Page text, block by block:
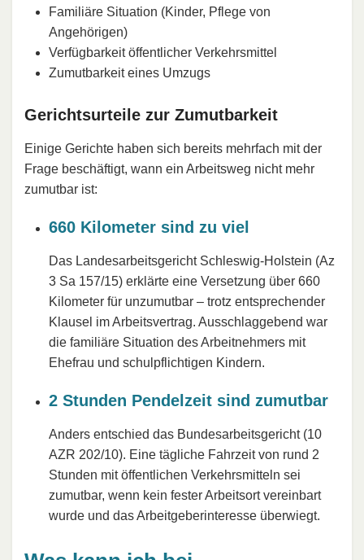
Familiäre Situation (Kinder, Pflege von
Angehörigen)
Verfügbarkeit öffentlicher Verkehrsmittel
Zumutbarkeit eines Umzugs
Gerichtsurteile zur Zumutbarkeit
Einige Gerichte haben sich bereits mehrfach mit der
Frage beschäftigt, wann ein Arbeitsweg nicht mehr
zumutbar ist:
660 Kilometer sind zu viel
Das Landesarbeitsgericht Schleswig-Holstein (Az
3 Sa 157/15) erklärte eine Versetzung über 660
Kilometer für unzumutbar – trotz entsprechender
Klausel im Arbeitsvertrag. Ausschlaggebend war
die familiäre Situation des Arbeitnehmers mit
Ehefrau und schulpflichtigen Kindern.
2 Stunden Pendelzeit sind zumutbar
Anders entschied das Bundesarbeitsgericht (10
AZR 202/10). Eine tägliche Fahrzeit von rund 2
Stunden mit öffentlichen Verkehrsmitteln sei
zumutbar, wenn kein fester Arbeitsort vereinbart
wurde und das Arbeitgeberinteresse überwiegt.